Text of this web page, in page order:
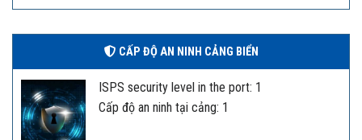
CẤP ĐỘ AN NINH CẢNG BIỂN
ISPS security level in the port: 1
Cấp độ an ninh tại cảng: 1